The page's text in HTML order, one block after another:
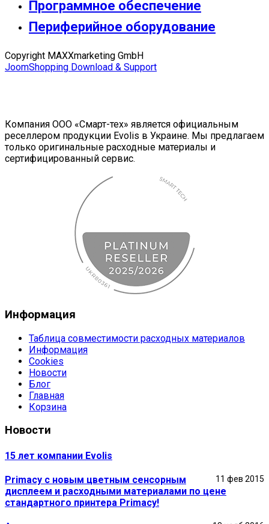
Программное обеспечение
Периферийное оборудование
Copyright MAXXmarketing GmbH
JoomShopping Download & Support
Компания ООО «Смарт-тех» является официальным
реселлером продукции Evolis в Украине. Мы предлагаем
только оригинальные расходные материалы и
сертифицированный сервис.
Информация
Таблица совместимости расходных материалов
Информация
Cookies
Новости
Блог
Главная
Корзина
Новости
15 лет компании Evolis
11 фев 2015
Primacy с новым цветным сенсорным
дисплеем и расходными материалами по цене
стандартного принтера Primacy!